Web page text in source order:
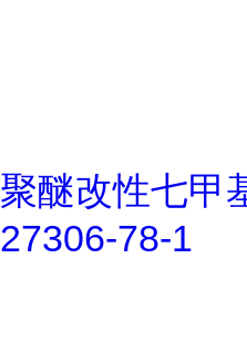
聚醚改性七甲
27306-78-1